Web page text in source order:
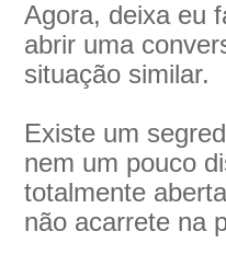
Agora, deixa eu
abrir uma
situação similar.
Existe um
nem um pouco
totalmente
não acarrete na